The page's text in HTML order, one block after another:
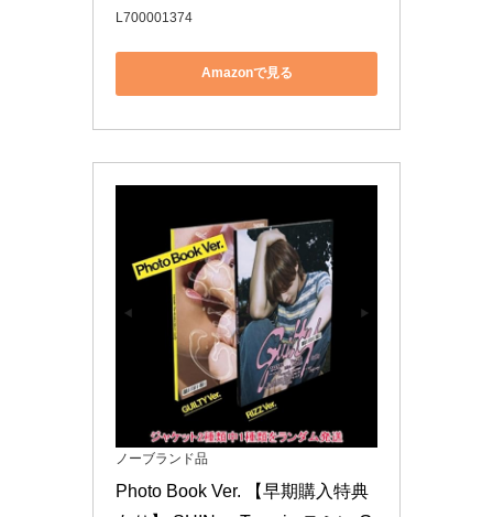
L700001374
Amazonで見る
ノーブランド品
Photo Book Ver. 【早期購入特典